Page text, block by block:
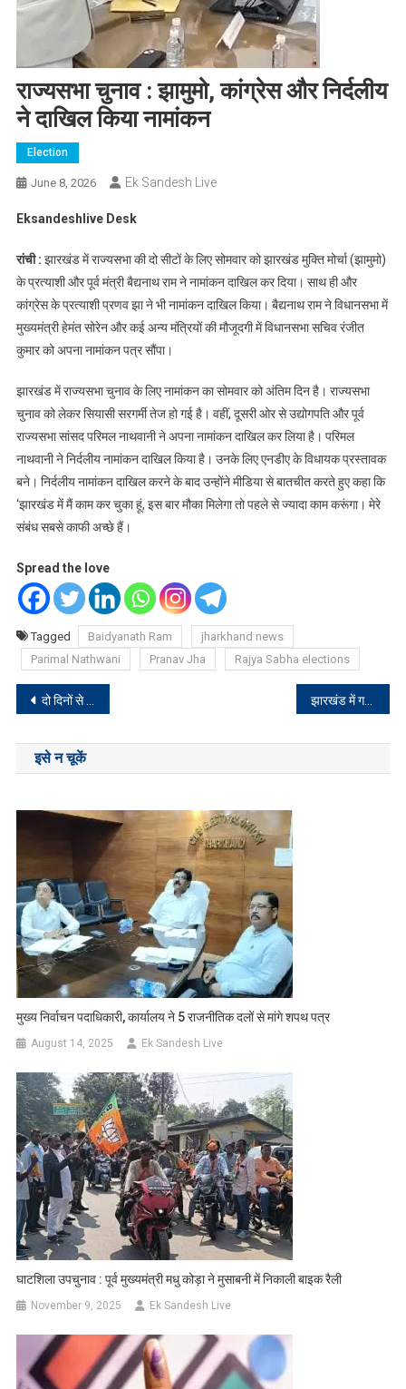
राज्यसभा चुनाव : झामुमो, कांग्रेस और निर्दलीय
ने दाखिल किया नामांकन
Election
June 8, 2026 Ek Sandesh Live
Eksandeshlive Desk
रांची : झारखंड में राज्यसभा की दो सीटों के लिए सोमवार को झारखंड मुक्ति मोर्चा (झामुमो)
के प्रत्याशी और पूर्व मंत्री बैद्यनाथ राम ने नामांकन दाखिल कर दिया। साथ ही और
कांग्रेस के प्रत्याशी प्रणव झा ने भी नामांकन दाखिल किया। बैद्यनाथ राम ने विधानसभा में
मुख्यमंत्री हेमंत सोरेन और कई अन्य मंत्रियों की मौजूदगी में विधानसभा सचिव रंजीत
कुमार को अपना नामांकन पत्र सौंपा।
झारखंड में राज्यसभा चुनाव के लिए नामांकन का सोमवार को अंतिम दिन है। राज्यसभा
चुनाव को लेकर सियासी सरगर्मी तेज हो गई है। वहीं, दूसरी ओर से उद्योगपति और पूर्व
राज्यसभा सांसद परिमल नाथवानी ने अपना नामांकन दाखिल कर लिया है। परिमल
नाथवानी ने निर्दलीय नामांकन दाखिल किया है। उनके लिए एनडीए के विधायक प्रस्तावक
बने। निर्दलीय नामांकन दाखिल करने के बाद उन्होंने मीडिया से बातचीत करते हुए कहा कि
‘झारखंड में मैं काम कर चुका हूं, इस बार मौका मिलेगा तो पहले से ज्यादा काम करूंगा। मेरे
संबंध सबसे काफी अच्छे हैं।
Spread the love
Tagged Baidyanath Ram
jharkhand news
Parimal Nathwani
Pranav Jha Rajya Sabha elections
Post
navigation
दो दिनों से लापता 18 वर्षीय प्रमोद कुमार का शव बरामद झारखंड में गर्मी और उमस से लोग परेशान, 11 को बारिश की संभावना
इसे न चूकें
मुख्य निर्वाचन पदाधिकारी, कार्यालय ने 5 राजनीतिक दलों से मांगे शपथ पत्र
August 14, 2025 Ek Sandesh Live
घाटशिला उपचुनाव : पूर्व मुख्यमंत्री मधु कोड़ा ने मुसाबनी में निकाली बाइक रैली
November 9, 2025 Ek Sandesh Live